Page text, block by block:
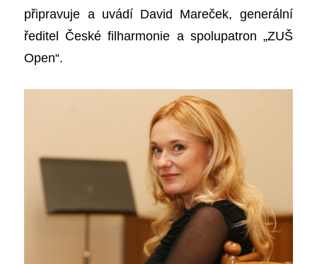
připravuje a uvádí David Mareček, generální
ředitel České filharmonie a spolupatron „ZUŠ
Open“.